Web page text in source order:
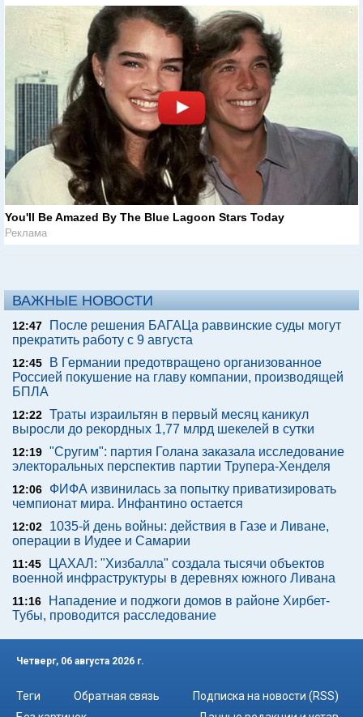
You'll Be Amazed By The Blue Lagoon Stars Today
Реклама
ВАЖНЫЕ НОВОСТИ
12:47
После решения БАГАЦа раввинские суды могут
прекратить работу с 9 августа
12:45
В Германии предотвращено организованное
Россией покушение на главу компании, производящей
БПЛА
12:22 Траты израильтян в первый месяц каникул
выросли до рекордных 1,77 млрд шекелей в сутки
12:19 "Сругим": партия Голана заказала исследование
электоральных перспектив партии Трупера-Хенделя
12:06
ФИФА извинилась за попытку приватизировать
чемпионат мира. Инфантино остается
12:02
1035-й день войны: действия в Газе и Ливане,
операции в Иудее и Самарии
11:45
ЦАХАЛ: "Хизбалла" создала тысячи объектов
военной инфраструктуры в деревнях южного Ливана
11:16
Нападение и поджоги домов в районе Хирбет-
Тубы, проводится расследование
Четверг, 06 августа 2026 г.
Теги Обратная связь
Подписка на новости (RSS)